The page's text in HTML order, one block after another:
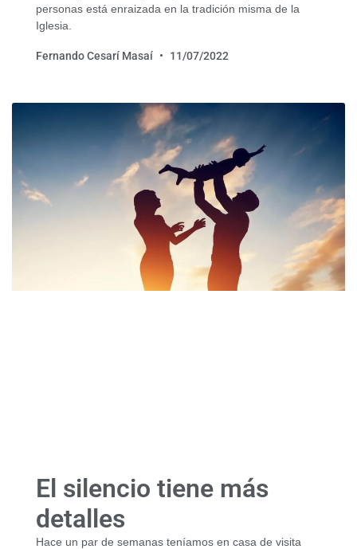
personas está enraizada en la tradición misma de la
Iglesia.
Fernando Cesarí Masaí 11/07/2022
El silencio tiene más
detalles
Hace un par de semanas teníamos en casa de visita